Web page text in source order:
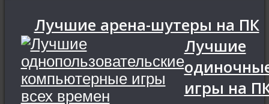
Лучшие арена-шутеры на ПК
Лучшие
игры на